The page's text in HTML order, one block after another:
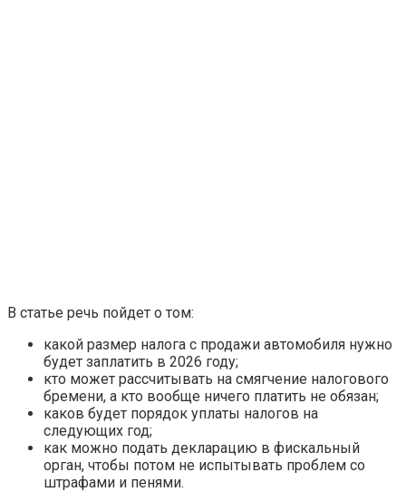
В статье речь пойдет о том:
какой размер налога с продажи автомобиля нужно
будет заплатить в 2026 году;
кто может рассчитывать на смягчение налогового
бремени, а кто вообще ничего платить не обязан;
каков будет порядок уплаты налогов на
следующих год;
как можно подать декларацию в фискальный
орган, чтобы потом не испытывать проблем со
штрафами и пенями.